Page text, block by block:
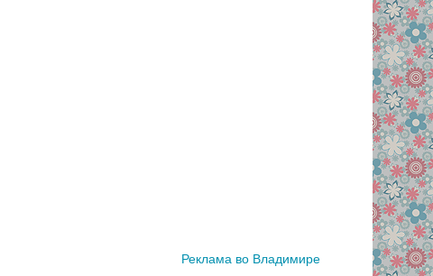
Реклама во Владимире